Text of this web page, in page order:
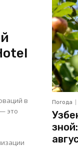
в
это
Погода